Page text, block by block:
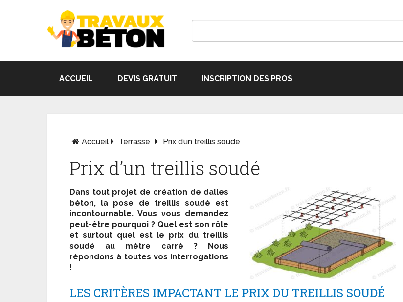
ACCUEIL DEVIS GRATUIT INSCRIPTION DES PROS
Accueil Terrasse Prix d’un treillis soudé
Prix d’un treillis soudé
Dans tout projet de création de dalles
béton, la pose de treillis soudé est
incontournable. Vous vous demandez
peut-être pourquoi ? Quel est son rôle
et surtout quel est le prix du treillis
soudé au mètre carré ? Nous
répondons à toutes vos interrogations
!
LES CRITÈRES IMPACTANT LE PRIX DU TREILLIS SOUDÉ